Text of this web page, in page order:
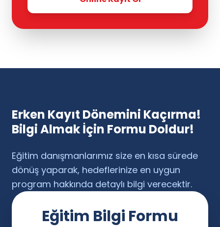
Erken Kayıt Dönemini Kaçırma!
Bilgi Almak İçin Formu Doldur!
Eğitim danışmanlarımız size en kısa sürede
dönüş yaparak, hedeflerinize en uygun
program hakkında detaylı bilgi verecektir.
Eğitim Bilgi Formu